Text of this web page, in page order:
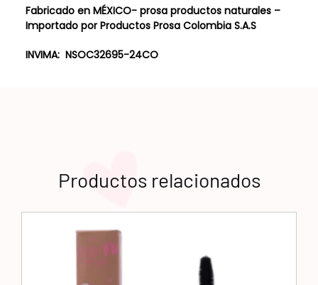
Fabricado en MÉXICO- prosa productos naturales –
Importado por Productos Prosa Colombia S.A.S
INVIMA: NSOC32695-24CO
Productos relacionados